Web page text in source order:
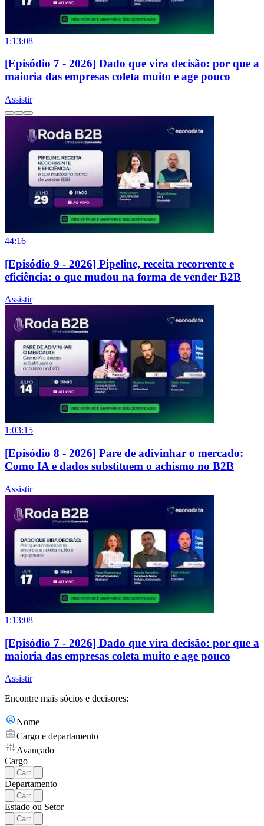
1:13:08
[Episódio 7 - 2026] Dado que vira decisão: por que a
maioria das empresas coleta muito e age pouco
Assistir
44:16
[Episódio 9 - 2026] Pipeline, receita recorrente e
eficiência: o que mudou na forma de vender B2B
Assistir
1:03:15
[Episódio 8 - 2026] Pare de adivinhar o mercado:
Como IA e dados substituem o achismo no B2B
Assistir
1:13:08
[Episódio 7 - 2026] Dado que vira decisão: por que a
maioria das empresas coleta muito e age pouco
Assistir
Encontre mais sócios e decisores:
Nome
Cargo e departamento
Avançado
Cargo
Departamento
Estado ou Setor